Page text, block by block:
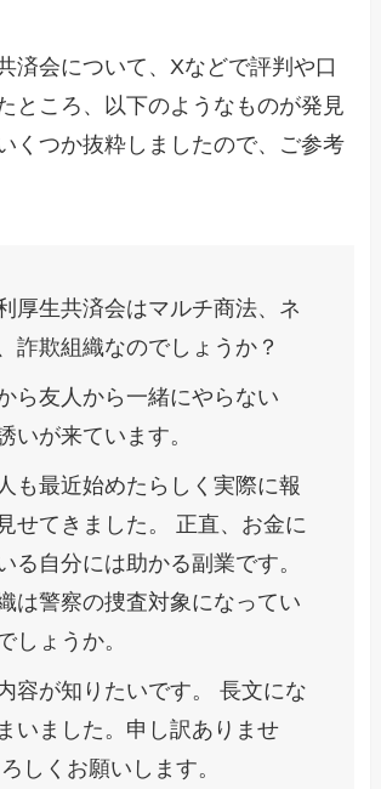
済会について、Xなどで評判や口
ところ、以下のようなものが発見
くつか抜粋しましたので、ご参考
厚生共済会はマルチ商法、ネ
詐欺組織なのでしょうか？
ら友人から一緒にやらない
いが来ています。
も最近始めたらしく実際に報
せてきました。 正直、お金に
る自分には助かる副業です。
は警察の捜査対象になってい
しょうか。
容が知りたいです。 長文にな
いました。申し訳ありませ
しくお願いします。